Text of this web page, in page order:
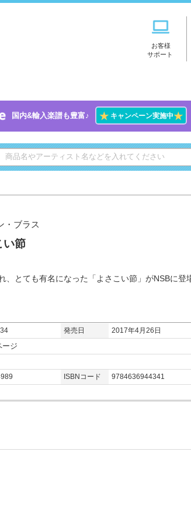
お客様
サポート
国内&輸入楽譜も豊富♪ ★キャンペーン実施中★
・ブラス
い節
、とても有名になった「よさこい節」がNSBに登
発売日
2017年4月26日
ージ
ISBNコード
9784636944341